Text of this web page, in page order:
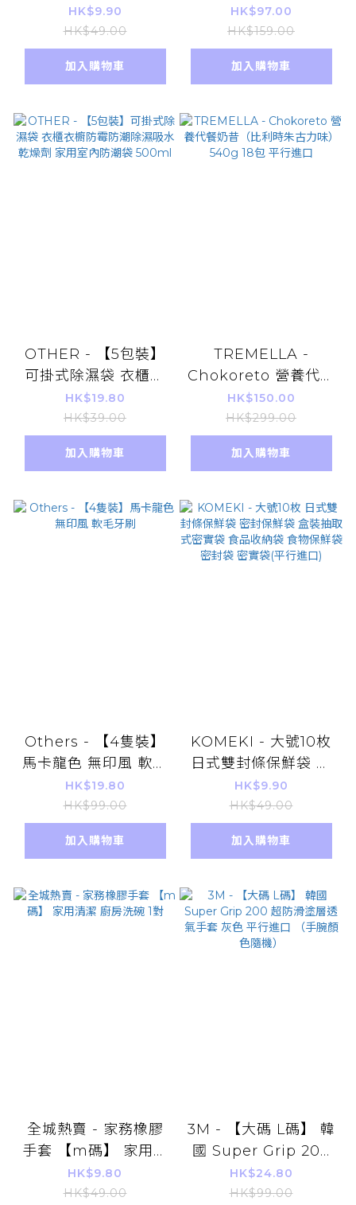
封保鮮袋 盒裝抽取式
密實袋 食品收納袋 食
物保鮮袋 密封袋 密實
袋(平行進口)
HK$9.90
HK$49.00
加入購物車
叔 1盒12粒 【平行進
口】
HK$97.00
HK$159.00
加入購物車
OTHER - 【5包裝】
可掛式除濕袋 衣櫃衣
櫥防霉防潮除濕吸水乾
燥劑 家用室內防潮袋
500ml
HK$19.80
HK$39.00
加入購物車
TREMELLA -
Chokoreto 營養代餐
奶昔（比利時朱古力
味）540g 18包 平行
進口
HK$150.00
HK$299.00
加入購物車
Others - 【4隻裝】
馬卡龍色 無印風 軟毛
牙刷
HK$19.80
HK$99.00
加入購物車
KOMEKI - 大號10枚
日式雙封條保鮮袋 密
封保鮮袋 盒裝抽取式
密實袋 食品收納袋 食
物保鮮袋 密封袋 密實
袋(平行進口)
HK$9.90
HK$49.00
加入購物車
全城熱賣 - 家務橡膠
手套 【m碼】 家用清
潔 廚房洗碗 1對
HK$9.80
HK$49.00
3M - 【大碼 L碼】 韓
國 Super Grip 200
超防滑塗層透氣手套
灰色 平行進口 （手腕
HK$24.80
HK$99.00